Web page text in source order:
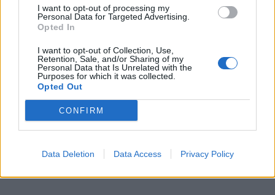
I want to opt-out of processing my
Personal Data for Targeted Advertising.
Opted In
I want to opt-out of Collection, Use,
Retention, Sale, and/or Sharing of my
Personal Data that Is Unrelated with the
Purposes for which it was collected.
Opted Out
CONFIRM
Data Deletion Data Access Privacy Policy